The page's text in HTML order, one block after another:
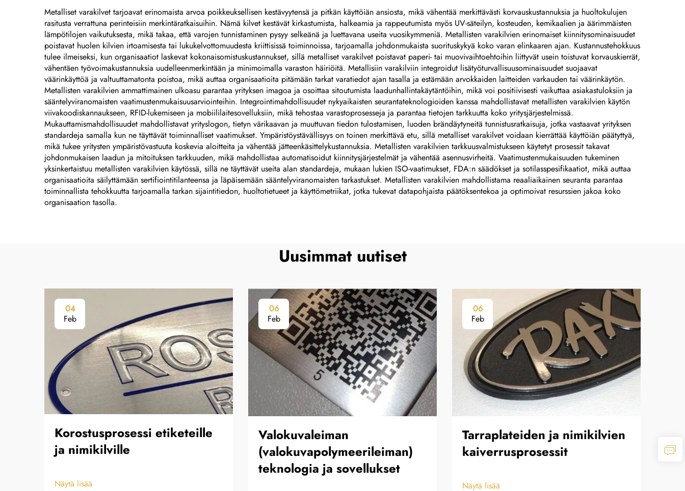
ja korostetun
metallilogon levy
tunnistelevy,
ruostumaton teräs -
nimikilpi
korostettu metallilevy
teräksestä valmistettuja
kilviä, syövytettyjä
nimikilviä, merkkiä,
lasergraavattuja
anodisoituja
alumiinikilviä,
tarrakilviä
Metalliset varakilvet tarjoavat erinomaista arvoa poikkeuksellisen kestävyytensä ja pitkän käyttöiän ansiosta, mikä vähentää merkittävästi korvauskustannuksia ja huoltokulujen
rasitusta verrattuna perinteisiin merkintäratkaisuihin. Nämä kilvet kestävät kirkastumista, halkeamia ja rappeutumista myös UV-säteilyn, kosteuden, kemikaalien ja äärimmäisten
lämpötilojen vaikutuksesta, mikä takaa, että varojen tunnistaminen pysyy selkeänä ja luettavana useita vuosikymmeniä. Metallisten varakilvien erinomaiset kiinnitysominaisuudet
poistavat huolen kilvien irtoamisesta tai lukukelvottomuudesta kriittisissä toiminnoissa, tarjoamalla johdonmukaista suorituskykyä koko varan elinkaaren ajan. Kustannustehokkuus
tulee ilmeiseksi, kun organisaatiot laskevat kokonaisomistuskustannukset, sillä metalliset varakilvet poistavat paperi- tai muovivaihtoehtoihin liittyvät usein toistuvat korvauskierrät,
vähentäen työvoimakustannuksia uudelleenmerkintään ja minimoimalla varaston häiriöitä. Metallisiin varakilviin integroidut lisätyöturvallisuusominaisuudet suojaavat
väärinkäyttöä ja valtuuttamatonta poistoa, mikä auttaa organisaatioita pitämään tarkat varatiedot ajan tasalla ja estämään arvokkaiden laitteiden varkauden tai väärinkäytön.
Metallisten varakilvien ammattimainen ulkoasu parantaa yrityksen imagoa ja osoittaa sitoutumista laadunhallintakäytäntöihin, mikä voi positiivisesti vaikuttaa asiakastuloksiin ja
sääntelyviranomaisten vaatimustenmukaisuusarviointeihin. Integrointimahdollisuudet nykyaikaisten seurantateknologioiden kanssa mahdollistavat metallisten varakilvien käytön
viivakoodiskannaukseen, RFID-lukemiseen ja mobiililaitesovelluksiin, mikä tehostaa varastoprosesseja ja parantaa tietojen tarkkuutta koko yritysjärjestelmissä.
Mukauttamismahdollisuudet mahdollistavat yrityslogon, tietyn värikaavan ja muuttuvan tiedon tulostamisen, luoden brändäytyneitä tunnistusratkaisuja, jotka vastaavat yrityksen
standardeja samalla kun ne täyttävät toiminnalliset vaatimukset. Ympäristöystävällisyys on toinen merkittävä etu, sillä metalliset varakilvet voidaan kierrättää käyttöiän päätyttyä,
mikä tukee yritysten ympäristövastuuta koskevia aloitteita ja vähentää jätteenkäsittelykustannuksia. Metallisten varakilvien tarkkuusvalmistukseen käytetyt prosessit takavat
johdonmukaisen laadun ja mitoituksen tarkkuuden, mikä mahdollistaa automatisoidut kiinnitysjärjestelmät ja vähentää asennusvirheitä. Vaatimustenmukaisuuden tukeminen
yksinkertaistuu metallisten varakilvien käytössä, sillä ne täyttävät useita alan standardeja, mukaan lukien ISO-vaatimukset, FDA:n säädökset ja sotilasspesifikaatiot, mikä auttaa
organisaatioita säilyttämään sertifiointitilanteensa ja läpäisemään sääntelyviranomaisten tarkastukset. Metallisten varakilvien mahdollistama reaaliaikainen seuranta parantaa
toiminnallista tehokkuutta tarjoamalla tarkan sijaintitiedon, huoltotietueet ja käyttömetriikat, jotka tukevat datapohjaista päätöksentekoa ja optimoivat resurssien jakoa koko
organisaation tasolla.
Uusimmat uutiset
04
Feb
Korostusprosessi etiketeille
ja nimikilville
Näytä lisää
06
Feb
Valokuvaleiman
(valokuvapolymeerileiman)
teknologia ja sovellukset
06
Feb
Tarraplateiden ja nimikilvien
kaiverrusprosessit
Näytä lisää